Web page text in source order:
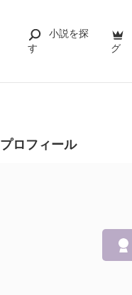
小説を探
す
グ
プロフィール